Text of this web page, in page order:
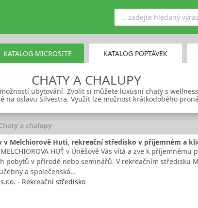
KATALOG MICROSITE KATALOG POPTÁVEK
CHATY A CHALUPY
ubytování. Zvolit si můžete luxusní chaty s
na oslavu Silvestra. Využít lze možnost krátkodobého
a chalupy
v Melchiorově Huti, rekreační středisko v příjemném a
HUŤ v Úněšově Vás vítá a zve k
pobytů v přírodě nebo seminářů. V rekreačním středisku
a společenská…
s.r.o. - Rekreační středisko